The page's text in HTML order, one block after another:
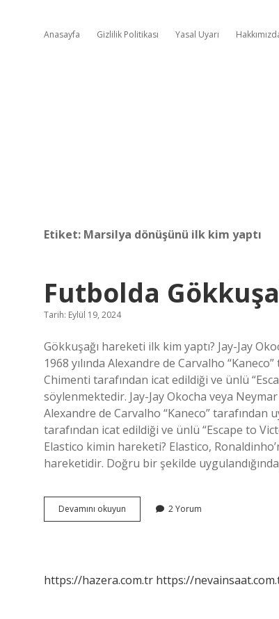
Anasayfa Gizlilik Politikası Yasal Uyarı
Etiket: Marsilya dönüşünü ilk kim yaptı
Futbolda
Tarih: Eylül 19, 2024
Gökkuşağı hareketi ilk kim yaptı? Jay-Jay
1968 yılında Alexandre de Carvalho
Chimenti tarafından icat edildiği ve ünlü
söylenmektedir. Jay-Jay Okocha veya
Alexandre de Carvalho “Kaneco” tarafından
tarafından icat edildiği ve ünlü “Escape to
Elastico kimin hareketi? Elastico,
hareketidir. Doğru bir şekilde
Devamını okuyun Futbolda
Gökkuşağı
2 Yorum
https://hazera.com.tr https://